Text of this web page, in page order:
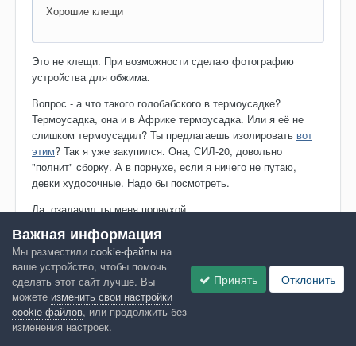
Хорошие клещи
Это не клещи. При возможности сделаю фотографию
устройства для обжима.
Вопрос - а что такого голобабского в термоусадке?
Термоусадка, она и в Африке термоусадка. Или я её не
слишком термоусадил? Ты предлагаешь изолировать вот
этим? Так я уже закупился. Она, СИЛ-20, довольно
"полнит" сборку. А в порнухе, если я ничего не путаю,
девки худосочные. Надо бы посмотреть.
Да, озадачил ты меня порнухой.
В 13.06.2018 в 18:49, Sano сказал(а):
А 5лет , 10, 15, что будет
Не знаю. Посему стараюсь, чтоб хватило на 150.
Важная информация
Мы разместили cookie-файлы на
ваше устройство, чтобы помочь
сделать этот сайт лучше. Вы
можете изменить свои настройки
cookie-файлов, или продолжить без
изменения настроек.
Принять Отклонить